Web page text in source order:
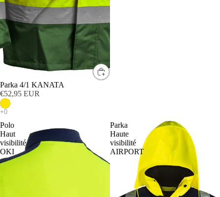
Parka 4/1 KANATA
€52,95 EUR
Polo
Haut
visibilité
OKI
Parka
Haute
visibilité
AIRPORT